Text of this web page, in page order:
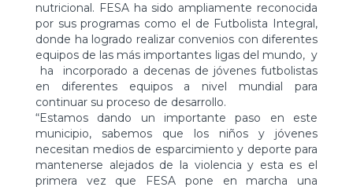
nutricional. FESA ha sido ampliamente reconocida
por sus programas como el de Futbolista Integral,
donde ha logrado realizar convenios con diferentes
equipos de las más importantes ligas del mundo, y
ha incorporado a decenas de jóvenes futbolistas
en diferentes equipos a nivel mundial para
continuar su proceso de desarrollo.
“Estamos dando un importante paso en este
municipio, sabemos que los niños y jóvenes
necesitan medios de esparcimiento y deporte para
mantenerse alejados de la violencia y esta es el
primera vez que FESA pone en marcha una